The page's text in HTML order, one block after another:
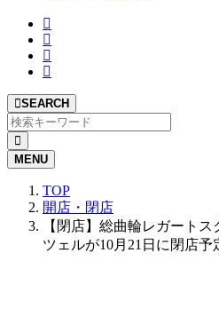
SEARCH
MENU
TOP
開店・閉店
【閉店】総曲輪レガート
ツェルが10月21日に閉店予